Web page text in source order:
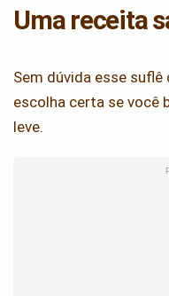
Uma receita
Sem dúvida esse suflê
escolha certa se você
leve.